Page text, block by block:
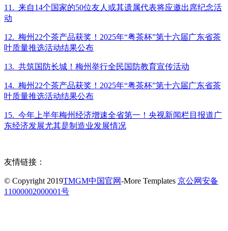
11. 来自14个国家的50位友人或其遗属代表将应邀出席纪念活
动
12. 梅州22个茶产品获奖！2025年“粤茶杯”第十六届广东省茶
叶质量推选活动结果公布
13. 共筑国防长城！梅州举行全民国防教育宣传活动
14. 梅州22个茶产品获奖！2025年“粤茶杯”第十六届广东省茶
叶质量推选活动结果公布
15. 今年上半年梅州经济增速全省第一！央视新闻栏目报道广
东经济发展尤其是制造业发展情况
友情链接：
© Copyright 2019TMGM中国官网-More Templates 京公网安备
11000002000001号